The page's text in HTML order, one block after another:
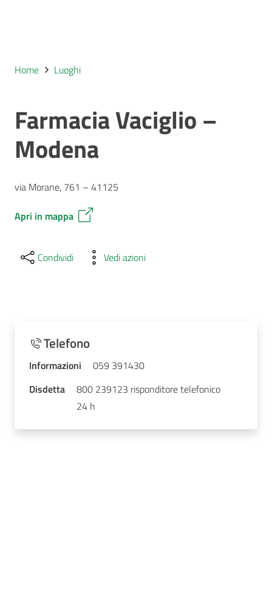
Home Luoghi
Farmacia Vaciglio –
Modena
via Morane, 761 – 41125
Apri in mappa
Condividi Vedi azioni
Telefono
Informazioni
059 391430
Disdetta
800 239123 risponditore telefonico
24 h